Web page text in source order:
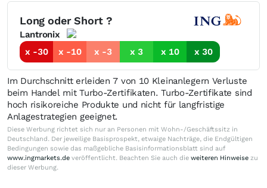
Long oder Short ?
Lantronix
x -30
x -10 x -3 x 3 x 10 x 30
Im Durchschnitt erleiden 7 von 10 Kleinanlegern Verluste
beim Handel mit Turbo-Zertifikaten. Turbo-Zertifikate sind
hoch risikoreiche Produkte und nicht für langfristige
Anlagestrategien geeignet.
Diese Werbung richtet sich nur an Personen mit Wohn-/Geschäftssitz in
Deutschland. Der jeweilige Basisprospekt, etwaige Nachträge, die Endgültigen
Bedingungen sowie das maßgebliche Basisinformationsblatt sind auf
www.ingmarkets.de veröffentlicht. Beachten Sie auch die weiteren Hinweise zu
dieser Werbung.